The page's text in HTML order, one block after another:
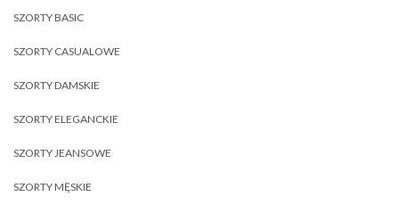
SZORTY BASIC
SZORTY CASUALOWE
SZORTY DAMSKIE
SZORTY ELEGANCKIE
SZORTY JEANSOWE
SZORTY MĘSKIE